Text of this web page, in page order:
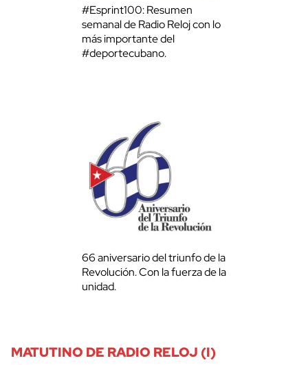
#Esprint100: Resumen
semanal de Radio Reloj con lo
más importante del
#deportecubano.
66 aniversario del triunfo de la
Revolución. Con la fuerza de la
unidad.
MATUTINO DE RADIO RELOJ (I)